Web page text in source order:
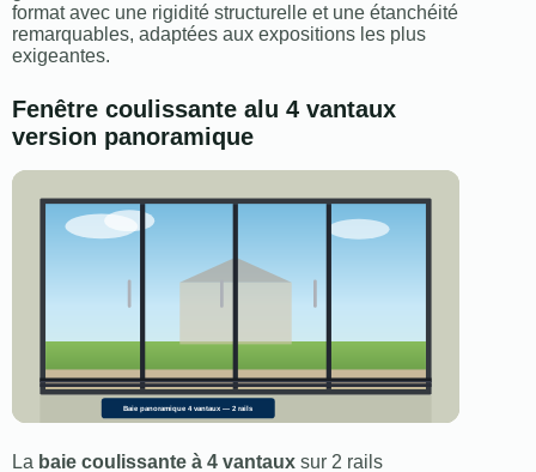
format avec une rigidité structurelle et une étanchéité
remarquables, adaptées aux expositions les plus
exigeantes.
Fenêtre coulissante alu 4 vantaux
version panoramique
Baie panoramique 4 vantaux — 2 rails
La baie coulissante à 4 vantaux sur 2 rails